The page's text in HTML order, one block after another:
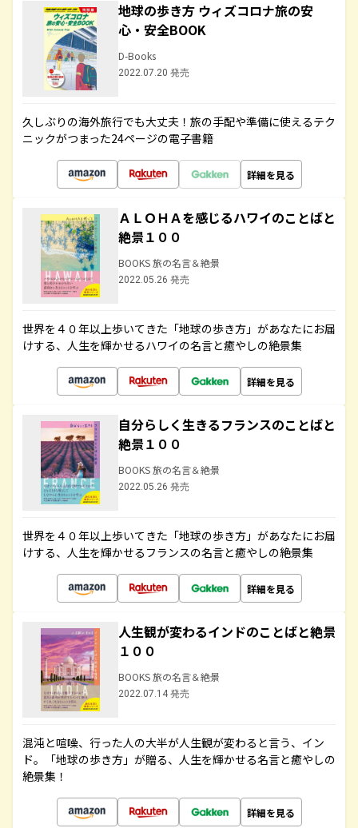
地球の歩き方 ウィズコロナ旅の安
心・安全BOOK
D-Books
2022.07.20 発売
久しぶりの海外旅行でも大丈夫！旅の手配や準備に使えるテク
ニックがつまった24ページの電子書籍
詳細を見る
ＡＬＯＨＡを感じるハワイのことばと
絶景１００
BOOKS 旅の名言＆絶景
2022.05.26 発売
世界を４０年以上歩いてきた「地球の歩き方」があなたにお届
けする、人生を輝かせるハワイの名言と癒やしの絶景集
詳細を見る
自分らしく生きるフランスのことばと
絶景１００
BOOKS 旅の名言＆絶景
2022.05.26 発売
世界を４０年以上歩いてきた「地球の歩き方」があなたにお届
けする、人生を輝かせるフランスの名言と癒やしの絶景集
詳細を見る
人生観が変わるインドのことばと絶景
１００
BOOKS 旅の名言＆絶景
2022.07.14 発売
混沌と喧噪、行った人の大半が人生観が変わると言う、イン
ド。「地球の歩き方」が贈る、人生を輝かせる名言と癒やしの
絶景集！
詳細を見る